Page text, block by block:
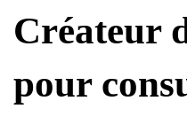
Créateur
pour